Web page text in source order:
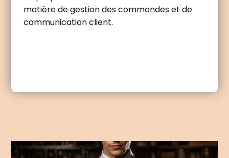
matière de gestion des commandes et de
communication client.